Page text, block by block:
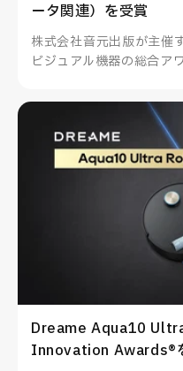
ータ関連）を受賞
株式会社音元出版が主催
ビジュアル機器の総合ア
ン・PC関連アクセサリ
をお知らせいたします。
Dreame Aqua10
Innovation Awards®